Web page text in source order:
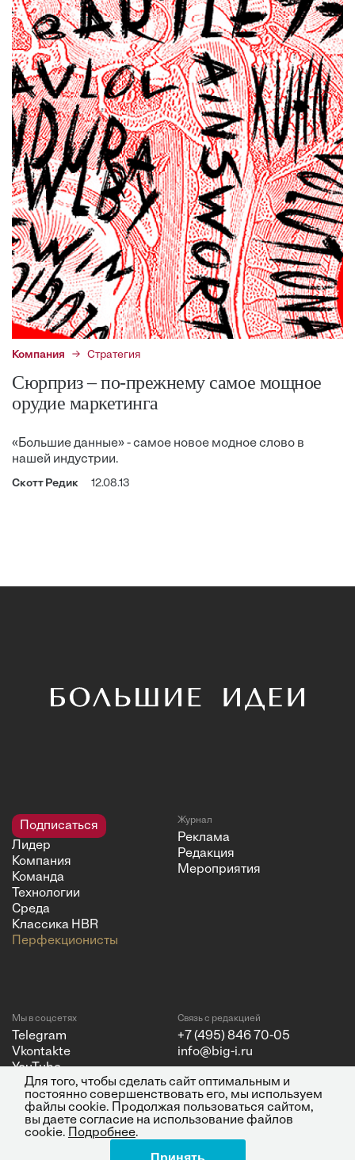
Компания Стратегия
Сюрприз – по-прежнему самое мощное
орудие маркетинга
«Большие данные» - самое новое модное слово в
нашей индустрии.
Скотт Редик 12.08.13
Подписаться
Лидер
Компания
Команда
Технологии
Среда
Классика HBR
Перфекционисты
Журнал
Реклама
Редакция
Мероприятия
Мы в соцсетях
Telegram
Vkontakte
YouTube
Связь с редакцией
+7 (495) 846 70-05
info@big-i.ru
Для того, чтобы сделать сайт оптимальным и
постоянно совершенствовать его, мы используем
файлы cookie. Продолжая пользоваться сайтом,
вы даете согласие на использование файлов
cookie.
Подробнее.